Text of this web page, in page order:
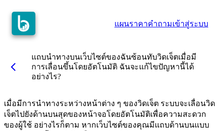
แผนราคาคำถามเข้าสู่ระบบ
arrow_back_ios
แถบนำทางบนเว็บไซต์ของฉันซ้อนทับวิดเจ็ตเมื่อมี
การเลื่อนขึ้นโดยอัตโนมัติ ฉันจะแก้ไขปัญหานี้ได้
อย่างไร?
เมื่อมีการนำทางระหว่างหน้าต่าง ๆ ของวิดเจ็ต ระบบจะเลื่อนวิด
เจ็ตไปยังด้านบนสุดของหน้าจอโดยอัตโนมัติเพื่อความสะดวก
ของผู้ใช้ อย่างไรก็ตาม หากเว็บไซต์ของคุณมีแถบด้านบนแบบ